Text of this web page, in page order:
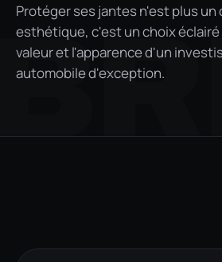
Protéger ses jantes n'est plus un
esthétique, c'est un choix éclairé
valeur et l'apparence d'un
automobile d'exception.